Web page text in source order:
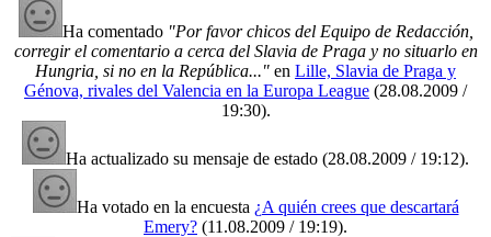
Ha comentado "Por favor chicos del Equipo de Redacción,
corregir el comentario a cerca del Slavia de Praga y no situarlo en
Hungria, si no en la República..." en Lille, Slavia de Praga y
Génova, rivales del Valencia en la Europa League (28.08.2009 /
19:30).
Ha actualizado su mensaje de estado (28.08.2009 / 19:12).
Ha votado en la encuesta ¿A quién crees que descartará
Emery? (11.08.2009 / 19:19).